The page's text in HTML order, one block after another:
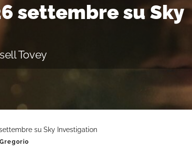
SEGRETI DI FAMIGLIA
settembre su Sky
Tovey
su Sky Investigation